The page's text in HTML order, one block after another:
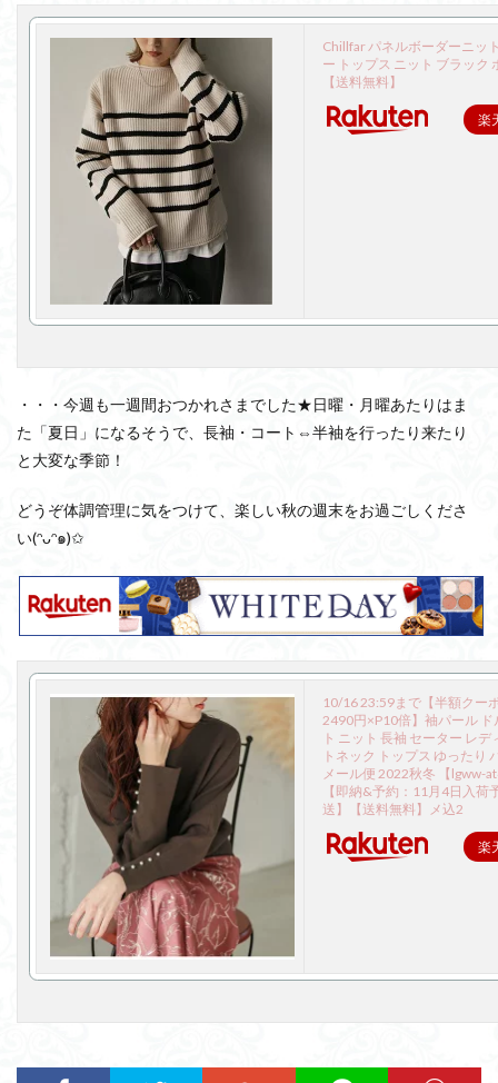
Chillfar パネルボーダーニッ
ー トップス ニット ブラック
【送料無料】
楽
・・・今週も一週間おつかれさまでした★日曜・月曜あたりはま
た「夏日」になるそうで、長袖・コート⇔半袖を行ったり来たり
と大変な季節！
どうぞ体調管理に気をつけて、楽しい秋の週末をお過ごしくださ
い(ᵔᴗᵔ๑)✩
10/16 23:59まで【半額クー
2490円×P10倍】袖パール ド
ト ニット 長袖 セーター レデ
トネック トップス ゆったり
メール便 2022秋冬 【lgww-
【即納&予約：11月4日入荷
送】【送料無料】メ込2
楽